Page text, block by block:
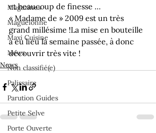
Magazines
Maguelonne
Maxi Cuisine
News
Non classifié(e)
Palissaire
Parution Guides
Petite Selve
Porte Ouverte
et beaucoup de finesse …
« Madame de » 2009 est un très
grand millésime !La mise en bouteille
a eu lieu la semaine passée, à donc
découvrir très vite !
News